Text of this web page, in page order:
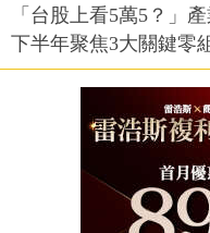
「台股上看5萬5？」
下半年聚焦3大關鍵零